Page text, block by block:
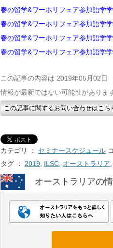
春の留学&ワーホリフェア参加語学学
春の留学&ワーホリフェア参加語学学
春の留学&ワーホリフェア参加語学学
春の留学&ワーホリフェア参加語学
この記事の内容は 2019年05月02日
情報が最新ではない可能性がありま
この記事に関するお問い合わせはこち
カテゴリ ： セミナースケジュール
タグ ：
2019 ILSC オーストラリア
オーストラリアの